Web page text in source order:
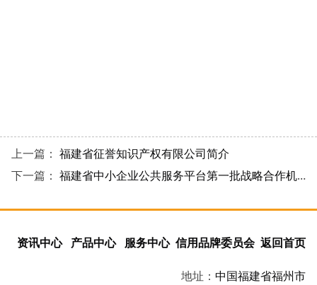
上一篇： 福建省征誉知识产权有限公司简介
下一篇： 福建省中小企业公共服务平台第一批战略合作机构库拟更新名单
资讯中心 产品中心 服务中心 信用品牌委员会 返回首页
地址： 中国福建省福州市